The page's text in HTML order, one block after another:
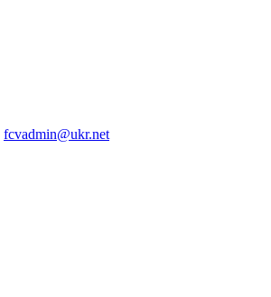
fcvadmin@ukr.net